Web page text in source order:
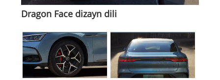
Dragon Face dizayn dili